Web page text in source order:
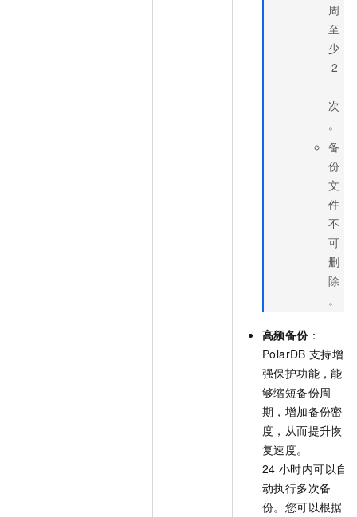
周
至
少
2
次
。
备
份
文
件
不
可
删
除
。
高频备份：
PolarDB 支持增
强保护功能，能
够缩短备份周
期，增加备份密
度，从而提升恢
复速度。
24 小时内可以自
动执行多次备
份。您可以根据